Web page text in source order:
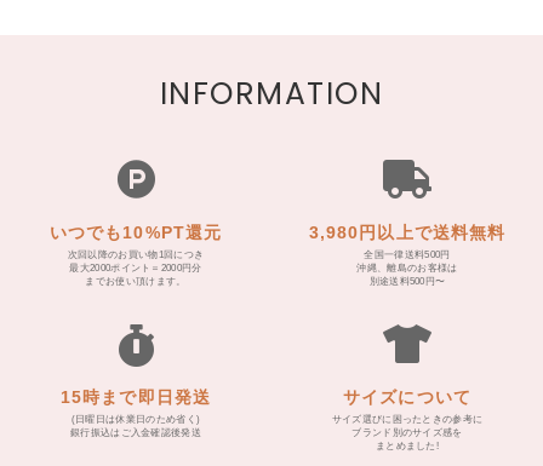
INFORMATION
いつでも10%PT還元
次回以降のお買い物1回につき
最大2000ポイント＝2000円分
までお使い頂けます。
3,980円以上で送料無料
全国一律送料500円
沖縄、離島のお客様は
別途送料500円〜
15時まで即日発送
(日曜日は休業日のため省く)
銀行振込はご入金確認後発送
サイズについて
サイズ選びに困ったときの参考に
ブランド別のサイズ感を
まとめました!